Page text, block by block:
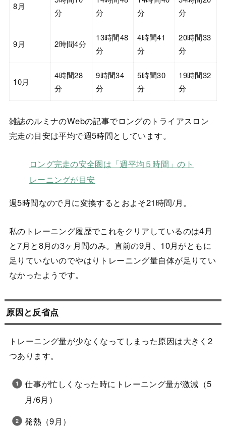
8月
分
分
分
分
9月 2時間4分
13時間48
分
4時間41
分
20時間33
分
10月
4時間28
分
9時間34
分
5時間30
分
19時間32
分
雑誌のルミナのWebの記事でロングのトライアスロン
完走の目安は平均で週5時間としています。
ロング完走の安全圏は「週平均５時間」のト
レーニングが目安
週5時間なので月に変換するとおよそ21時間/月。
私のトレーニング履歴でこれをクリアしているのは4月
と7月と8月の3ヶ月間のみ。直前の9月、10月がともに
足りていないのでやはりトレーニング量自体が足りてい
なかったようです。
原因と反省点
トレーニング量が少なくなってしまった原因は大きく2
つあります。
仕事が忙しくなった時にトレーニング量が激減（5
月/6月）
発熱（9月）